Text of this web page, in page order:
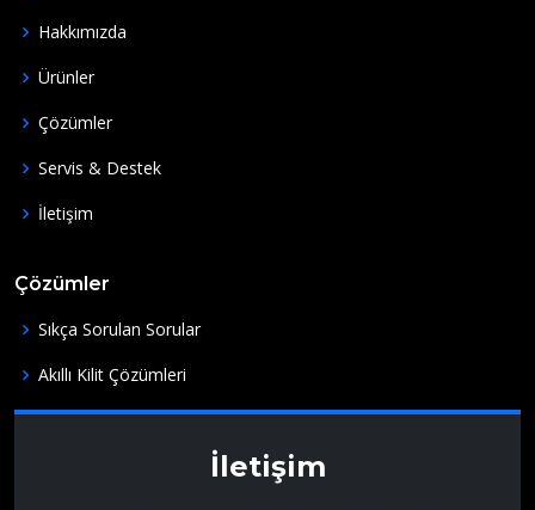
Hakkımızda
Ürünler
Çözümler
Servis & Destek
İletişim
Çözümler
Sıkça Sorulan Sorular
Akıllı Kilit Çözümleri
İletişim